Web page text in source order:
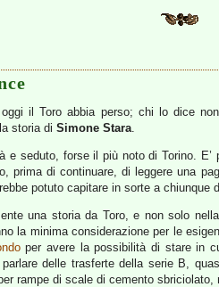
il Toro abbia perso; chi lo dice
storia di Simone Stara.
e seduto, forse il più noto di Torino. E’
prima di continuare, di leggere una
potuto capitare in sorte a chiunque
una storia da Toro, e non solo
la minima considerazione per le
per avere la possibilità di stare in
parlare delle trasferte della serie B,
rampe di scale di cemento sbriciolato,